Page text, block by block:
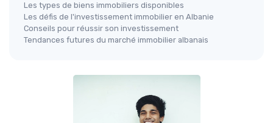
Les types de biens immobiliers disponibles
Les défis de l'investissement immobilier en Albanie
Conseils pour réussir son investissement
Tendances futures du marché immobilier albanais